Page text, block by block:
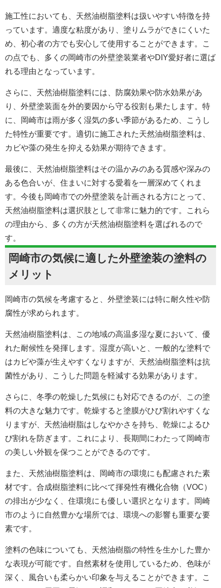
施工性においても、天然油樹脂塗料は扱いやすい特徴を持
っています。適度な粘度があり、塗りムラができにくいた
め、初心者の方でも安心して使用することができます。こ
の点でも、多くの岡崎市の外壁塗装業者やDIY愛好者に選ば
れる理由となっています。
さらに、天然油樹脂塗料には、防腐効果や防水効果があ
り、外壁塗装面を外的要因から守る役割も果たします。特
に、岡崎市は雨が多く湿気の多い季節があるため、こうし
た特性が重要です。適切に施工された天然油樹脂塗料は、
カビや藻の発生を抑える効果が期待できます。
最後に、天然油樹脂塗料はその温かみのある質感や深みの
ある色合いが、住まいに対する愛着を一層深めてくれま
す。今後も岡崎市での外壁塗装を計画される方にとって、
天然油樹脂塗料は選択肢として非常に魅力的です。これら
の理由から、多くの方が天然油樹脂塗料を選ばれるので
す。
岡崎市の気候に適した外壁塗装の塗料の
メリット
岡崎市の気候を考慮すると、外壁塗装には特に耐久性や防
腐性が求められます。
天然油樹脂塗料は、この地域の高温多湿な夏において、優
れた耐候性を発揮します。湿度が高いと、一般的な塗料で
はカビや藻が生えやすくなりますが、天然油樹脂塗料は抗
菌性があり、こうした問題を軽減する効果があります。
さらに、冬季の乾燥した気候にも対応できるのが、この塗
料の大きな魅力です。乾燥すると塗膜がひび割れやすくな
りますが、天然油樹脂はしなやかさを持ち、乾燥によるひ
び割れを防ぎます。これにより、長期間にわたって 岡崎市
の美しい外観を保つことができるのです。
また、天然油樹脂塗料は、 岡崎市の環境にも配慮された素
材です。合成樹脂塗料に比べて揮発性有機化合物（VOC）
の排出が少なく、住環境にも優しい選択となります。岡崎
市のように自然豊かな場所では、環境への影響も重要な要
素です。
塗料の色味についても、天然油樹脂の特性を生かした豊か
な表現が可能です。自然素材を使用しているため、色味が
深く、風合いも柔らかい印象を与えることができます。こ